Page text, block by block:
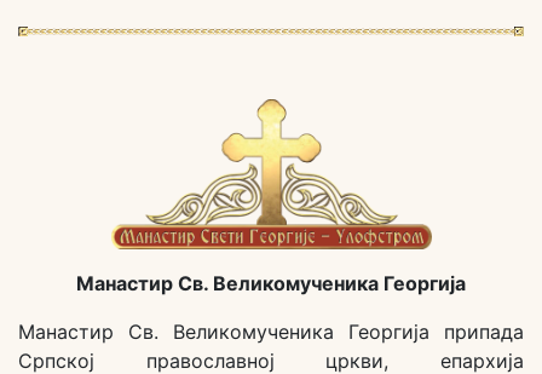
Манастир Св. Великомученика Георгија
Манастир Св. Великомученика Георгија припада
Српској православној цркви, епархија